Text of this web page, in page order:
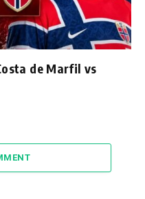
de Marfil vs